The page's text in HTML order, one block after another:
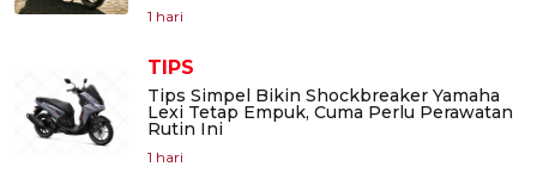
1 hari
TIPS
Tips Simpel Bikin Shockbreaker Yamaha
Lexi Tetap Empuk, Cuma Perlu Perawatan
Rutin Ini
1 hari